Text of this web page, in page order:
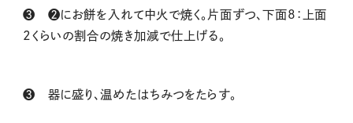
❸ ❷にお餅を入れて中火で焼く。片面ずつ、下面8：上面
2くらいの割合の焼き加減で仕上げる。
❸ 器に盛り、温めたはちみつをたらす。